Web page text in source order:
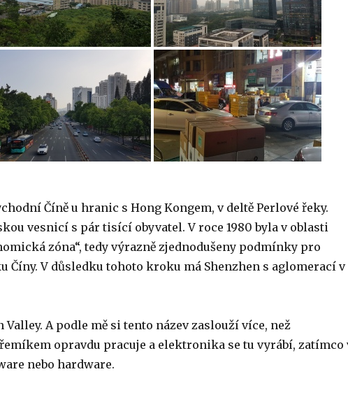
Číně u hranic s Hong Kongem, v deltě Perlové řeky.
vesnicí s pár tisící obyvatel. V roce 1980 byla v oblasti
zóna“, tedy výrazně zjednodušeny podmínky pro
V důsledku tohoto kroku má Shenzhen s aglomerací v
A podle mě si tento název zaslouží více, než
opravdu pracuje a elektronika se tu vyrábí, zatímco
nebo hardware.